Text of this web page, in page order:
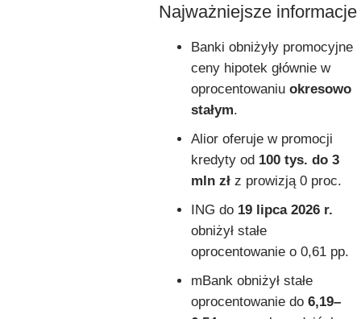
Najważniejsze informacje
Banki obniżyły promocyjne
ceny hipotek głównie w
oprocentowaniu okresowo
stałym.
Alior oferuje w promocji
kredyty od 100 tys. do 3
mln zł z prowizją 0 proc.
ING do 19 lipca 2026 r.
obniżył stałe
oprocentowanie o 0,61 pp.
mBank obniżył stałe
oprocentowanie do 6,19–